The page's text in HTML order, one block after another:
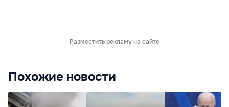
Разместить рекламу на сайте
Похожие новости